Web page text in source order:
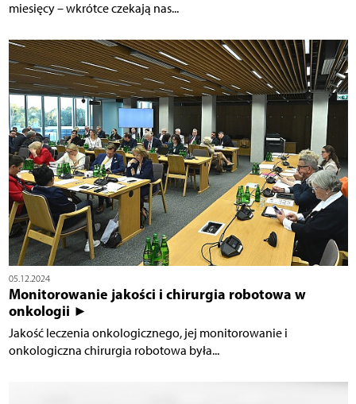
miesięcy – wkrótce czekają nas...
05.12.2024
Monitorowanie jakości i chirurgia robotowa w
onkologii ►
Jakość leczenia onkologicznego, jej monitorowanie i
onkologiczna chirurgia robotowa była...